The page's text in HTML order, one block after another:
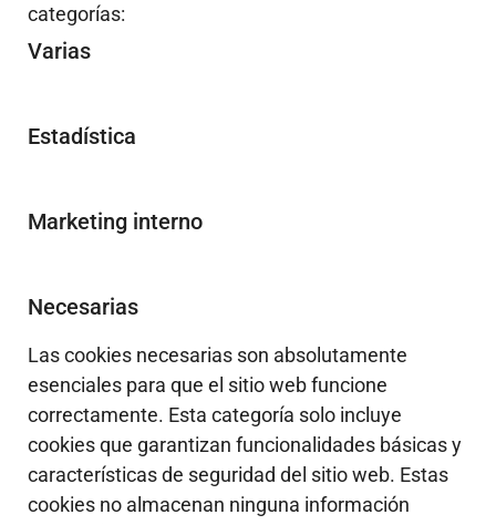
categorías:
Varias
Estadística
Marketing interno
Necesarias
Las cookies necesarias son absolutamente
esenciales para que el sitio web funcione
correctamente. Esta categoría solo incluye
cookies que garantizan funcionalidades básicas y
características de seguridad del sitio web. Estas
cookies no almacenan ninguna información